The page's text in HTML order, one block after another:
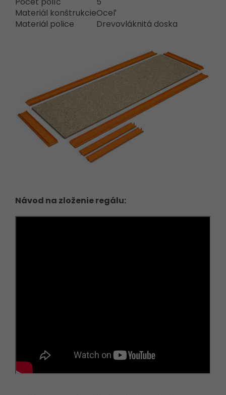
Materiál konštrukcieOceľ
Materiál police
Drevovláknitá doska
Návod na zloženie regálu: